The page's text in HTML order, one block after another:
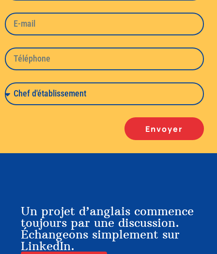
Envoyer
Un projet d’anglais commence
toujours par une discussion.
Échangeons simplement sur
LinkedIn.